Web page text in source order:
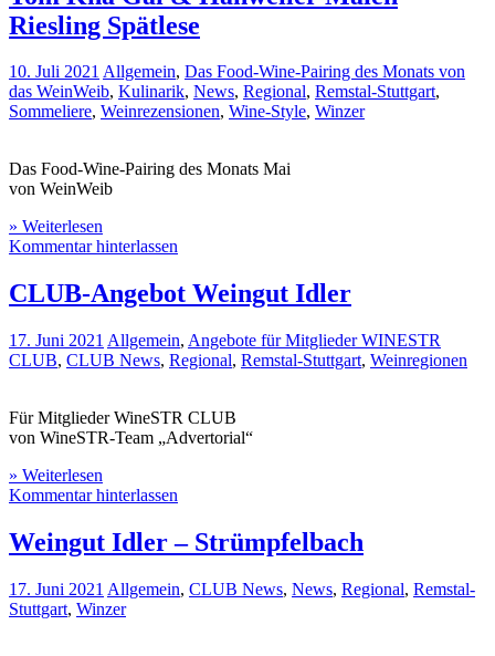
Riesling Spätlese
10. Juli 2021 Allgemein, Das Food-Wine-Pairing des Monats von
das WeinWeib, Kulinarik, News, Regional, Remstal-Stuttgart,
Sommeliere, Weinrezensionen, Wine-Style, Winzer
Das Food-Wine-Pairing des Monats Mai
von WeinWeib
» Weiterlesen
Kommentar hinterlassen
CLUB-Angebot Weingut Idler
17. Juni 2021 Allgemein, Angebote für Mitglieder WINESTR
CLUB, CLUB News, Regional, Remstal-Stuttgart, Weinregionen
Für Mitglieder WineSTR CLUB
von WineSTR-Team „Advertorial“
» Weiterlesen
Kommentar hinterlassen
Weingut Idler – Strümpfelbach
17. Juni 2021 Allgemein, CLUB News, News, Regional, Remstal-
Stuttgart, Winzer